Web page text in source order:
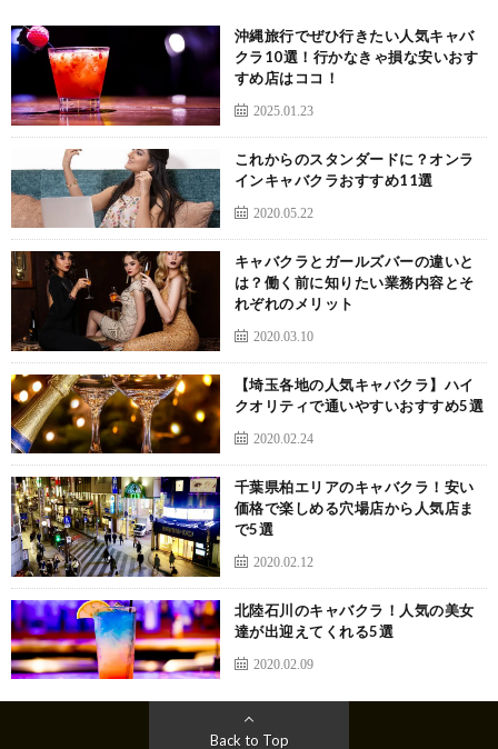
沖縄旅行でぜひ行きたい人気キャバ
クラ10選！行かなきゃ損な安いおす
すめ店はココ！
2025.01.23
これからのスタンダードに？オンラ
インキャバクラおすすめ11選
2020.05.22
キャバクラとガールズバーの違いと
は？働く前に知りたい業務内容とそ
れぞれのメリット
2020.03.10
【埼玉各地の人気キャバクラ】ハイ
クオリティで通いやすいおすすめ5選
2020.02.24
千葉県柏エリアのキャバクラ！安い
価格で楽しめる穴場店から人気店ま
で5選
2020.02.12
北陸石川のキャバクラ！人気の美女
達が出迎えてくれる5選
2020.02.09
Back to Top